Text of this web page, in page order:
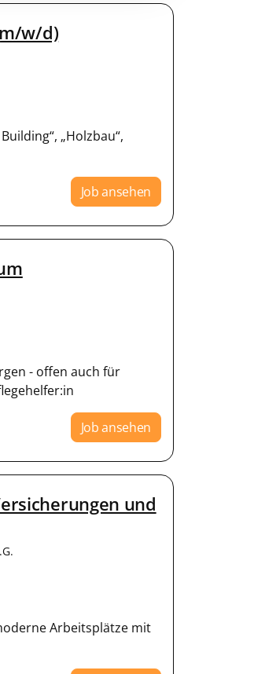
w/d)
„Holzbau“,
Job ansehen
- offen auch für
Job ansehen
und
Arbeitsplätze mit